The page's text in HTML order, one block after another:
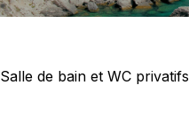
Salle de bain et WC privatifs